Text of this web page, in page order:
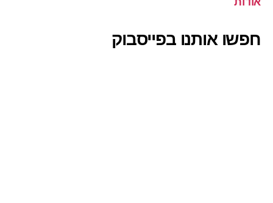
חפשו אותנו בפייסבוק